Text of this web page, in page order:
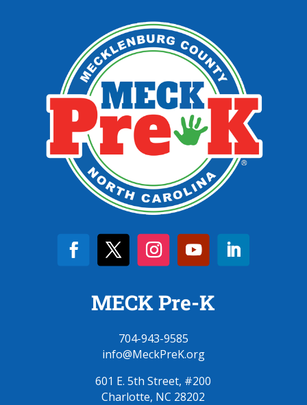
MECK Pre-K
704-943-9585
info@MeckPreK.org
601 E. 5th Street, #200
Charlotte, NC 28202